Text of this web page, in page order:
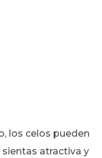
los celos pueden
sientas atractiva y